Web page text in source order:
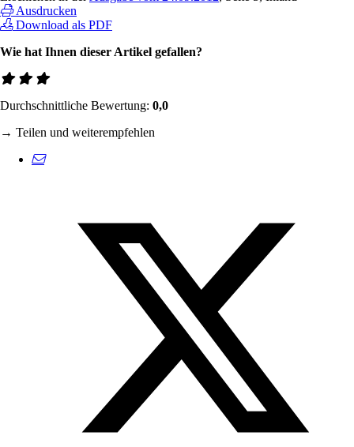
Ausdrucken
Download als PDF
Wie hat Ihnen dieser Artikel gefallen?
Durchschnittliche Bewertung: 0,0
→ Teilen und weiterempfehlen